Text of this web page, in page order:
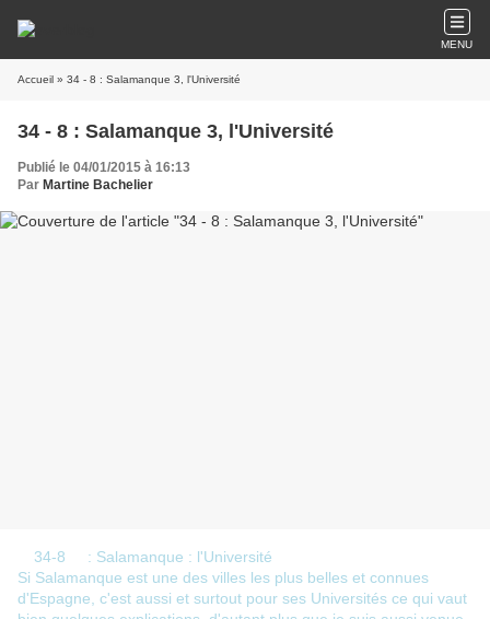
MENU
Accueil » 34 - 8 : Salamanque 3, l'Université
34 - 8 : Salamanque 3, l'Université
Publié le 04/01/2015 à 16:13
Par Martine Bachelier
34-8 : Salamanque : l'Université
Si Salamanque est une des villes les plus belles et connues
d'Espagne, c'est aussi et surtout pour ses Universités ce qui vaut